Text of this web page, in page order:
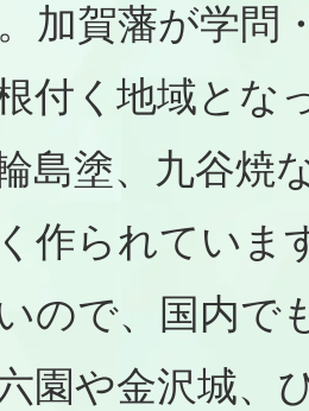
加賀藩が学問
付く地域とな
島塗、九谷焼
作られていま
ので、国内で
園や金沢城、